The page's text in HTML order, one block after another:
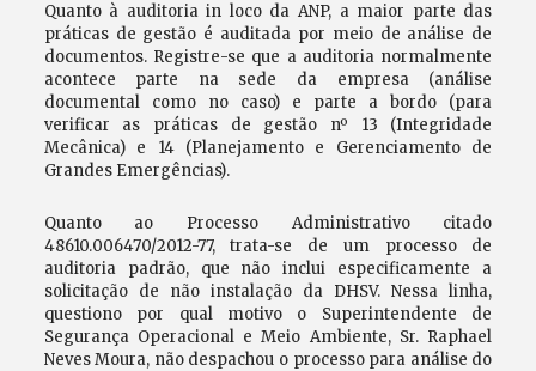
Quanto à auditoria in loco da ANP, a maior parte das
práticas de gestão é auditada por meio de análise de
documentos. Registre-se que a auditoria normalmente
acontece parte na sede da empresa (análise
documental como no caso) e parte a bordo (para
verificar as práticas de gestão nº 13 (Integridade
Mecânica) e 14 (Planejamento e Gerenciamento de
Grandes Emergências).
Quanto ao Processo Administrativo citado
48610.006470/2012-77, trata-se de um processo de
auditoria padrão, que não inclui especificamente a
solicitação de não instalação da DHSV. Nessa linha,
questiono por qual motivo o Superintendente de
Segurança Operacional e Meio Ambiente, Sr. Raphael
Neves Moura, não despachou o processo para análise do